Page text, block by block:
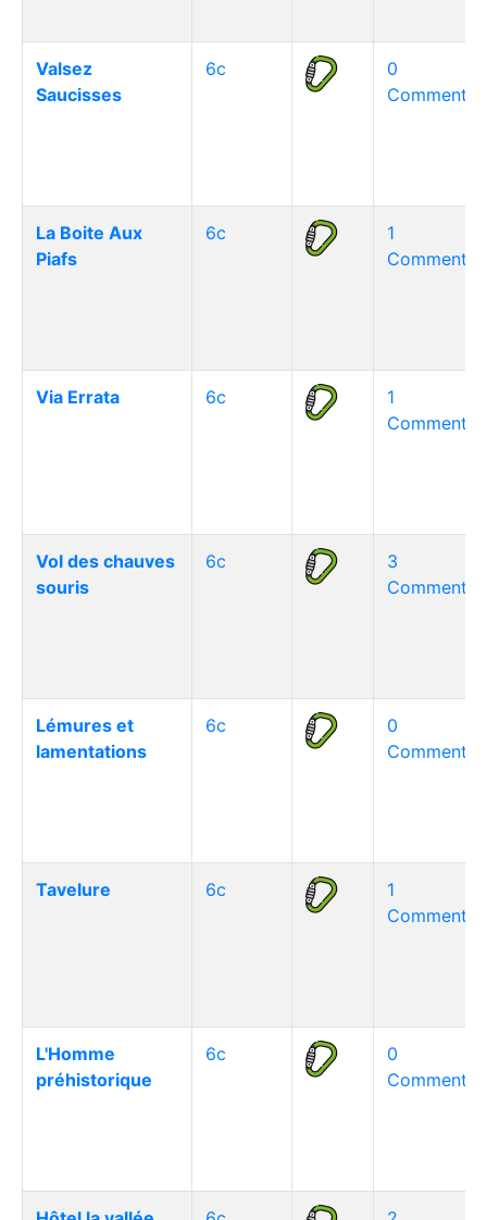
Valsez
Saucisses
6c
0
La Boite Aux
Piafs
6c
1
Via Errata 6c
1
Vol des chauves
souris
6c
3
Lémures et
lamentations
6c
0
Tavelure 6c
1
L'Homme
préhistorique
6c
0